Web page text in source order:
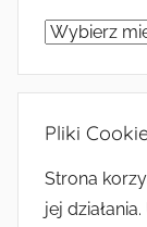
Archiwum
Pliki
Strona
jej